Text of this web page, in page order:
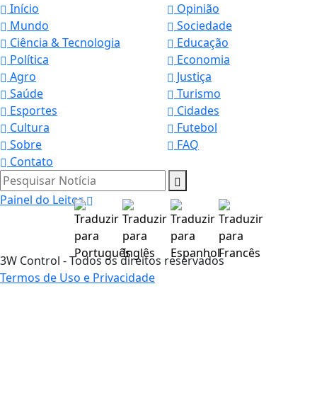
Início
Opinião
Mundo
Sociedade
Ciência & Tecnologia
Educação
Política
Economia
Agro
Justiça
Saúde
Turismo
Esportes
Cidades
Cultura
Futebol
Sobre
FAQ
Contato
Pesquisar Notícia
Painel do Leitor
3W Control - Todos os direitos reservados
Termos de Uso e Privacidade